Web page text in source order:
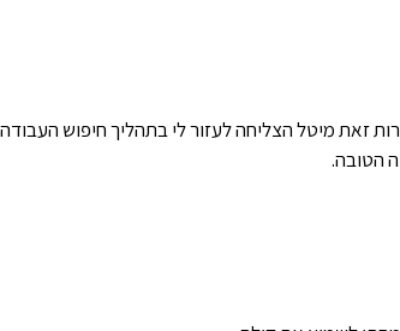
זאת מיטל הצליחה לעזור לי בתהליך חיפוש
הטובה.